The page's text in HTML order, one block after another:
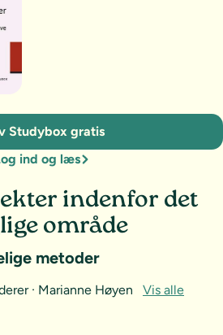
indenfor det
område
metoder
· Marianne Høyen Vis alle
Studybox gratis
ind og læs